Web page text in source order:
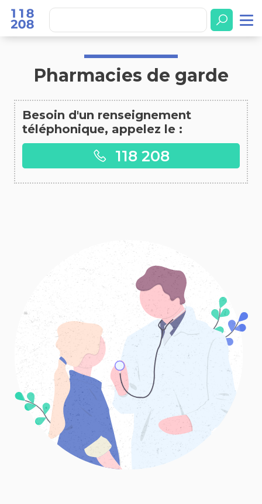
Accueil
Pharmacies de garde
Besoin d'un renseignement
téléphonique, appelez le :
118 208